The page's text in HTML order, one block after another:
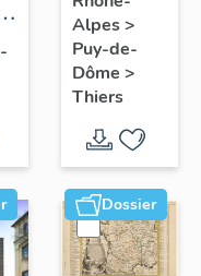
thématique
régionale
"Pentes
de la
commune
de
Thiers"
Alpes>
Puy-de-
Dôme >
Thiers
Dossier